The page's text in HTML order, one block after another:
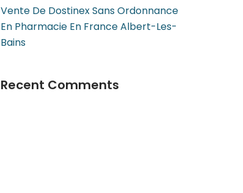
Vente De Dostinex Sans Ordonnance
En Pharmacie En France Albert-Les-
Bains
Recent Comments